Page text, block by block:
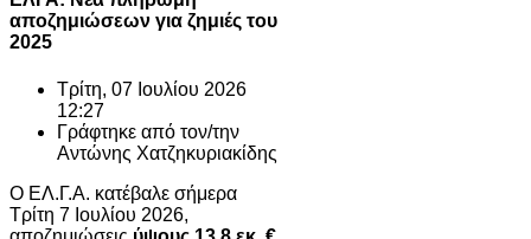
αποζημιώσεων για ζημιές του
2025
Τρίτη, 07 Ιουλίου 2026
12:27
Γράφτηκε από τον/την
Αντώνης Χατζηκυριακίδης
Ο ΕΛ.Γ.Α. κατέβαλε σήμερα
Τρίτη 7 Ιουλίου 2026,